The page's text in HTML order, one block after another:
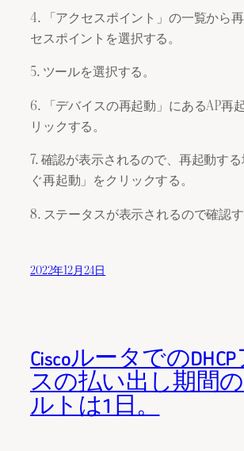
4. 「アクセスポイント」の一覧から
セスポイントを選択する。
5. ツールを選択する。
6. 「デバイスの再起動」にあるAP再
リックする。
7. 確認が表示されるので、再起動す
ぐ再起動」をクリックする。
8. ステータスが表示されるので確認す
2022年12月24日
Ciscoルータでの
スの払い出し期間
ルトは1日。